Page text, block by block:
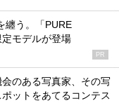
纏う。「PURE
モデルが登場
PR
のある写真家、その写
ットをあてるコンテス